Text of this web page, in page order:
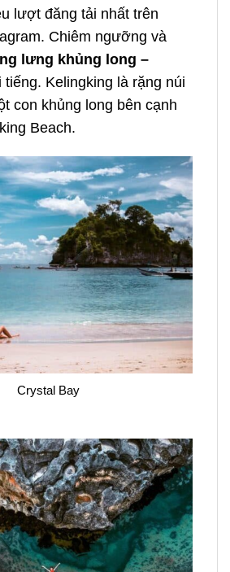
lượt đăng tải nhất trên
Chiêm ngưỡng và
lưng khủng long –
tiếng. Kelingking là rặng núi
con khủng long bên cạnh
Beach.
Crystal Bay